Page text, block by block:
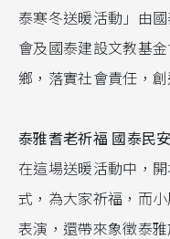
泰寒冬送暖活動」由
會及國泰建設文教基
鄉，落實社會責任，
泰雅耆老祈福 國泰民
在這場送暖活動中，
式，為大家祈福，而
表演，還帶來象徵泰